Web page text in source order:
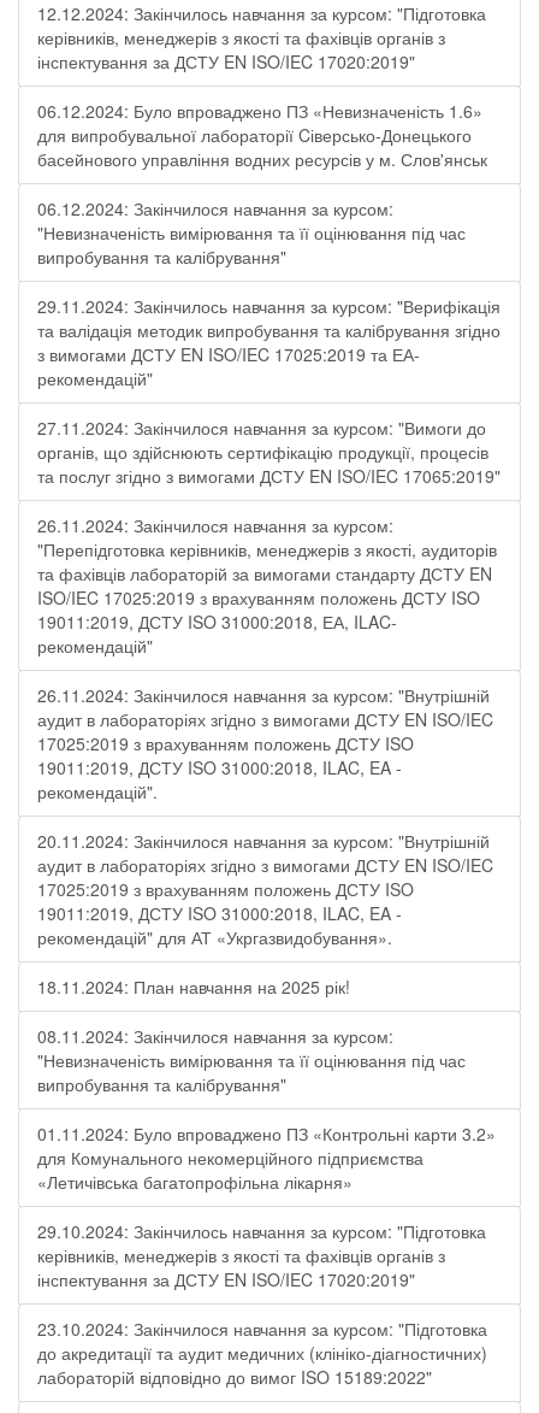
12.12.2024: Закінчилось навчання за курсом: "Підготовка
керівників, менеджерів з якості та фахівців органів з
інспектування за ДСТУ EN ISO/IEC 17020:2019"
06.12.2024: Було впроваджено ПЗ «Невизначеність 1.6»
для випробувальної лабораторії Cіверсько-Донецького
басейнового управління водних ресурсів у м. Слов'янськ
06.12.2024: Закінчилося навчання за курсом:
"Невизначеність вимірювання та її оцінювання під час
випробування та калібрування"
29.11.2024: Закінчилось навчання за курсом: "Верифікація
та валідація методик випробування та калібрування згідно
з вимогами ДСТУ EN ISO/IEC 17025:2019 та ЕА-
рекомендацій"
27.11.2024: Закінчилося навчання за курсом: "Вимоги до
органів, що здійснюють сертифікацію продукції, процесів
та послуг згідно з вимогами ДСТУ EN ISO/IEC 17065:2019"
26.11.2024: Закінчилося навчання за курсом:
"Перепідготовка керівників, менеджерів з якості, аудиторів
та фахівців лабораторій за вимогами стандарту ДСТУ EN
ISO/IEC 17025:2019 з врахуванням положень ДСТУ ISO
19011:2019, ДСТУ ISO 31000:2018, ЕА, ILAC-
рекомендацій"
26.11.2024: Закінчилося навчання за курсом: "Внутрішній
аудит в лабораторіях згідно з вимогами ДСТУ EN ISO/IEC
17025:2019 з врахуванням положень ДСТУ ISO
19011:2019, ДСТУ ISO 31000:2018, ILAC, EA -
рекомендацій".
20.11.2024: Закінчилося навчання за курсом: "Внутрішній
аудит в лабораторіях згідно з вимогами ДСТУ EN ISO/IEC
17025:2019 з врахуванням положень ДСТУ ISO
19011:2019, ДСТУ ISO 31000:2018, ILAC, EA -
рекомендацій" для АТ «Укргазвидобування».
18.11.2024: План навчання на 2025 рік!
08.11.2024: Закінчилося навчання за курсом:
"Невизначеність вимірювання та її оцінювання під час
випробування та калібрування"
01.11.2024: Було впроваджено ПЗ «Контрольні карти 3.2»
для Комунального некомерційного підприємства
«Летичівська багатопрофільна лікарня»
29.10.2024: Закінчилось навчання за курсом: "Підготовка
керівників, менеджерів з якості та фахівців органів з
інспектування за ДСТУ EN ISO/IEC 17020:2019"
23.10.2024: Закінчилося навчання за курсом: "Підготовка
до акредитації та аудит медичних (клініко-діагностичних)
лабораторій відповідно до вимог ISO 15189:2022"